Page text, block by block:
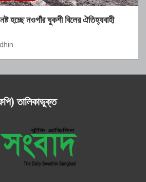
নষ্ট হচ্ছে নওগাঁর ঘুকশী বিলের ঐতিহ্যবাহী
তালিকাভুক্ত